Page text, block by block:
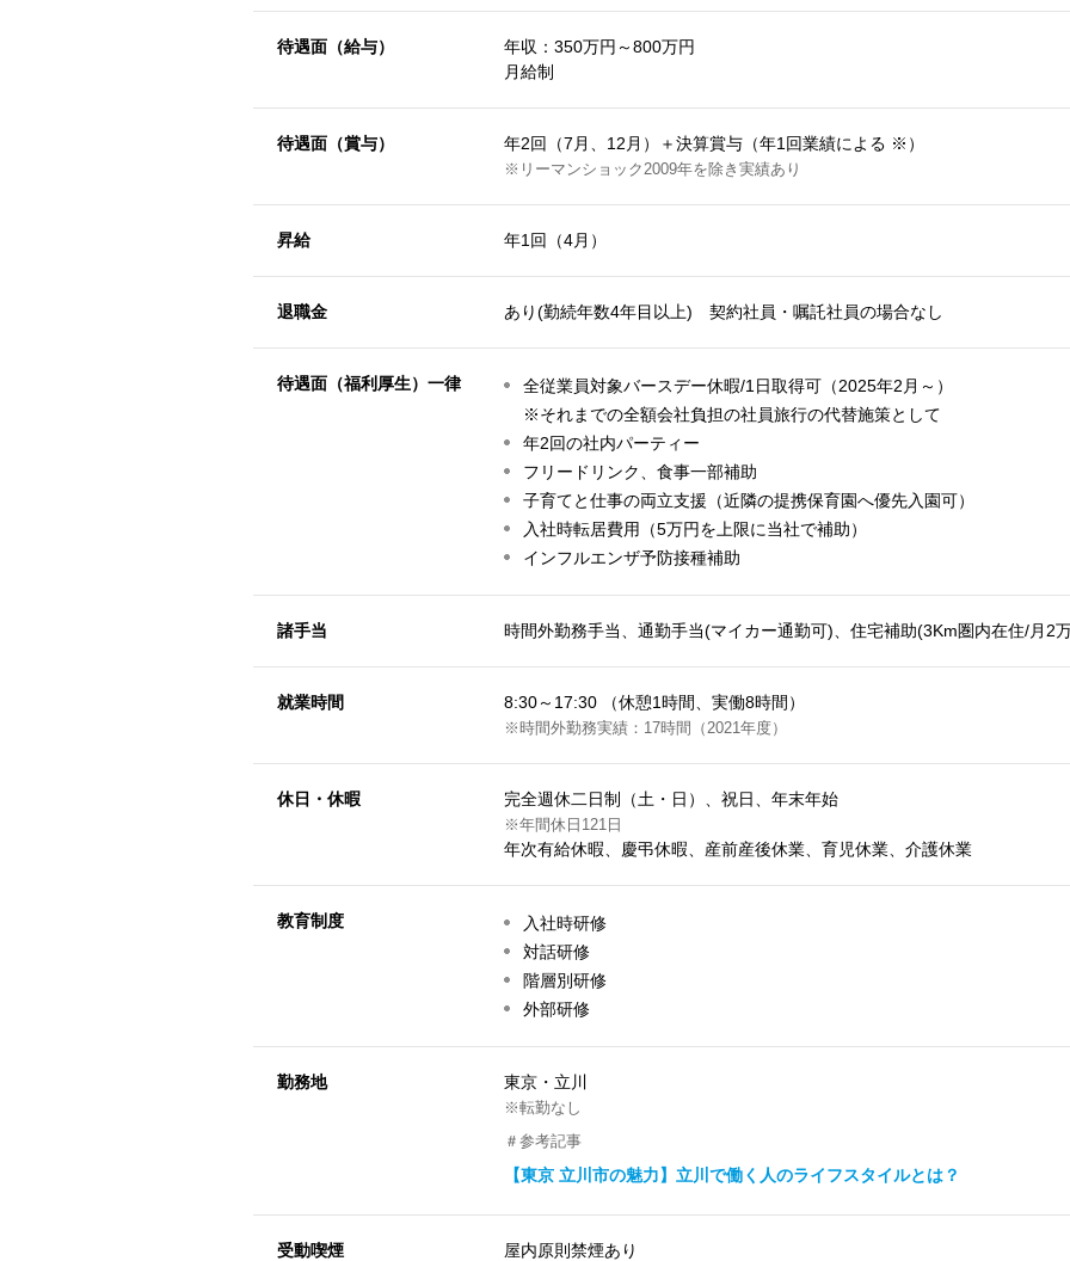
待遇面（給与）
年収：350万円～800万円
月給制
待遇面（賞与） 年2回（7月、12月）＋決算賞与（年1回業績による ※）
※リーマンショック2009年を除き実績あり
昇給 年1回（4月）
退職金 あり(勤続年数4年目以上) 契約社員・嘱託社員の場合なし
待遇面（福利厚生）一律
全従業員対象バースデー休暇/1日取得可（2025年2月～）
※それまでの全額会社負担の社員旅行の代替施策として
年2回の社内パーティー
フリードリンク、食事一部補助
子育てと仕事の両立支援（近隣の提携保育園へ優先入園可）
入社時転居費用（5万円を上限に当社で補助）
インフルエンザ予防接種補助
諸手当 時間外勤務手当、通勤手当(マイカー通勤可)、住宅補助(3Km圏内在住/月2
就業時間 8:30～17:30 （休憩1時間、実働8時間）
※時間外勤務実績：17時間（2021年度）
休日・休暇 完全週休二日制（土・日）、祝日、年末年始
※年間休日121日
年次有給休暇、慶弔休暇、産前産後休業、育児休業、介護休業
教育制度
入社時研修
対話研修
階層別研修
外部研修
勤務地 東京・立川
※転勤なし
＃参考記事
【東京 立川市の魅力】立川で働く人のライフスタイルとは？
受動喫煙
屋内原則禁煙あり